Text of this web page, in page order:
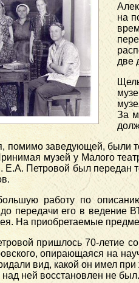
на
две
За
помимо заведующей, были
музей у Малого
Петровой был передан
работу по
передачи его в ведение
На приобретаемые
пришлось 70-летие
опирающаяся на
вид, какой он имел
ней восстановлен не был.